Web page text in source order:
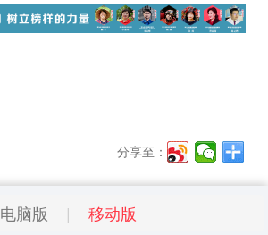
分享至：
电脑版 移动版